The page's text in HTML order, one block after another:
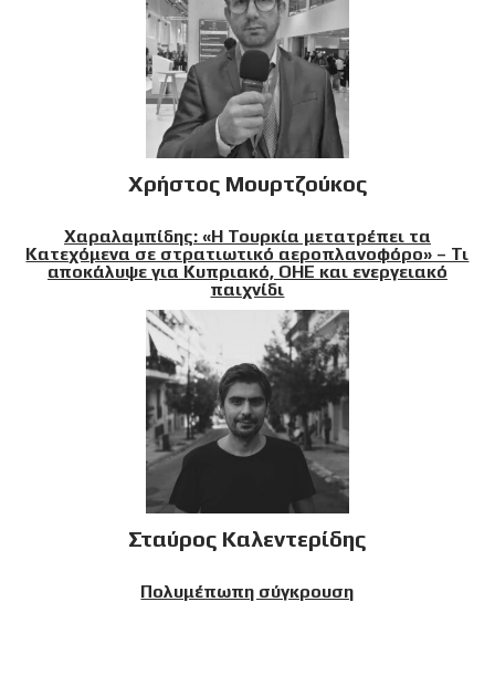
Χρήστος Μουρτζούκος
Χαραλαμπίδης: «Η Τουρκία μετατρέπει τα
Κατεχόμενα σε στρατιωτικό αεροπλανοφόρο» – Τι
αποκάλυψε για Κυπριακό, ΟΗΕ και ενεργειακό
παιχνίδι
Σταύρος Καλεντερίδης
Πολυμέπωπη σύγκρουση